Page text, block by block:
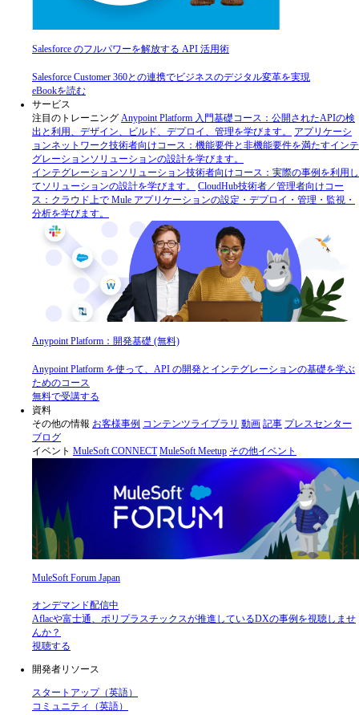
Salesforce のフルパワーを解放する API 活用術
Salesforce Customer 360との連携でビジネスのデジタル変革を実現
eBookを読む
サービス
注目のトレーニング Anypoint Platform 入門基礎コース：公開されたAPIの検
出と利用、デザイン、ビルド、デプロイ、管理を学びます。
アプリケーシ
ョンネットワーク技術者向けコース：機能要件と非機能要件を満たすインテ
グレーションソリューションの設計を学びます。
インテグレーションソリューション技術者向けコース：実際の事例を利用し
てソリューションの設計を学びます。
CloudHub技術者／管理者向けコー
ス：クラウド上で Mule アプリケーションの設定・デプロイ・管理・監視・
分析を学びます。
Anypoint Platform：開発基礎 (無料)
Anypoint Platform を使って、API の開発とインテグレーションの基礎を学ぶ
ためのコース
無料で受講する
資料
その他の情報 お客様事例 コンテンツライブラリ 動画 記事 プレスセンター
ブログ
イベント MuleSoft CONNECT MuleSoft Meetup その他イベント
MuleSoft Forum Japan
オンデマンド配信中
Aflacや富士通、ポリプラスチックスが推進しているDXの事例を視聴しませ
んか？
視聴する
開発者リソース
スタートアップ（英語）
コミュニティ（英語）